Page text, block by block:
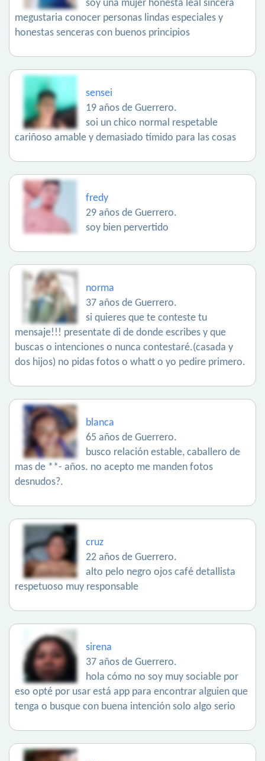
soy una mujer honesta leal sincera
megustaria conocer personas lindas especiales y
honestas senceras con buenos principios
sensei
19 años de Guerrero.
soi un chico normal respetable
cariñoso amable y demasiado tímido para las cosas
fredy
29 años de Guerrero.
soy bien pervertido
norma
37 años de Guerrero.
si quieres que te conteste tu
mensaje!!! presentate di de donde escribes y que
buscas o intenciones o nunca contestaré.(casada y
dos hijos) no pidas fotos o whatt o yo pedire primero.
blanca
65 años de Guerrero.
busco relación estable, caballero de
mas de **- años. no acepto me manden fotos
desnudos?.
cruz
22 años de Guerrero.
alto pelo negro ojos café detallista
respetuoso muy responsable
sirena
37 años de Guerrero.
hola cómo no soy muy sociable por
eso opté por usar está app para encontrar alguien que
tenga o busque con buena intención solo algo serio